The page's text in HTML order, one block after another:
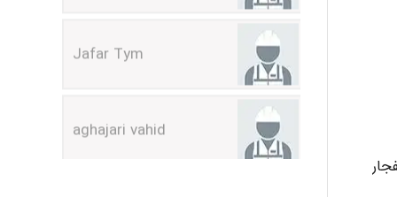
aghajari vahid
Poubakhtiari